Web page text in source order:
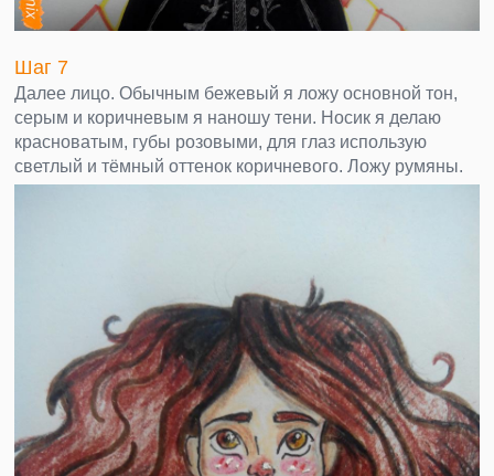
Шаг 7
Далее лицо. Обычным бежевый я ложу основной тон,
серым и коричневым я наношу тени. Носик я делаю
красноватым, губы розовыми, для глаз использую
светлый и тёмный оттенок коричневого. Ложу румяны.